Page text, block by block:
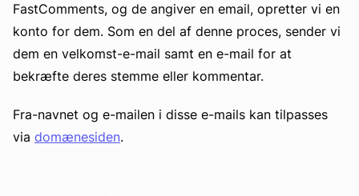
FastComments, og de angiver en email, opretter vi en
konto for dem. Som en del af denne proces, sender vi
dem en velkomst-e-mail samt en e-mail for at
bekræfte deres stemme eller kommentar.
Fra-navnet og e-mailen i disse e-mails kan tilpasses
via domænesiden.